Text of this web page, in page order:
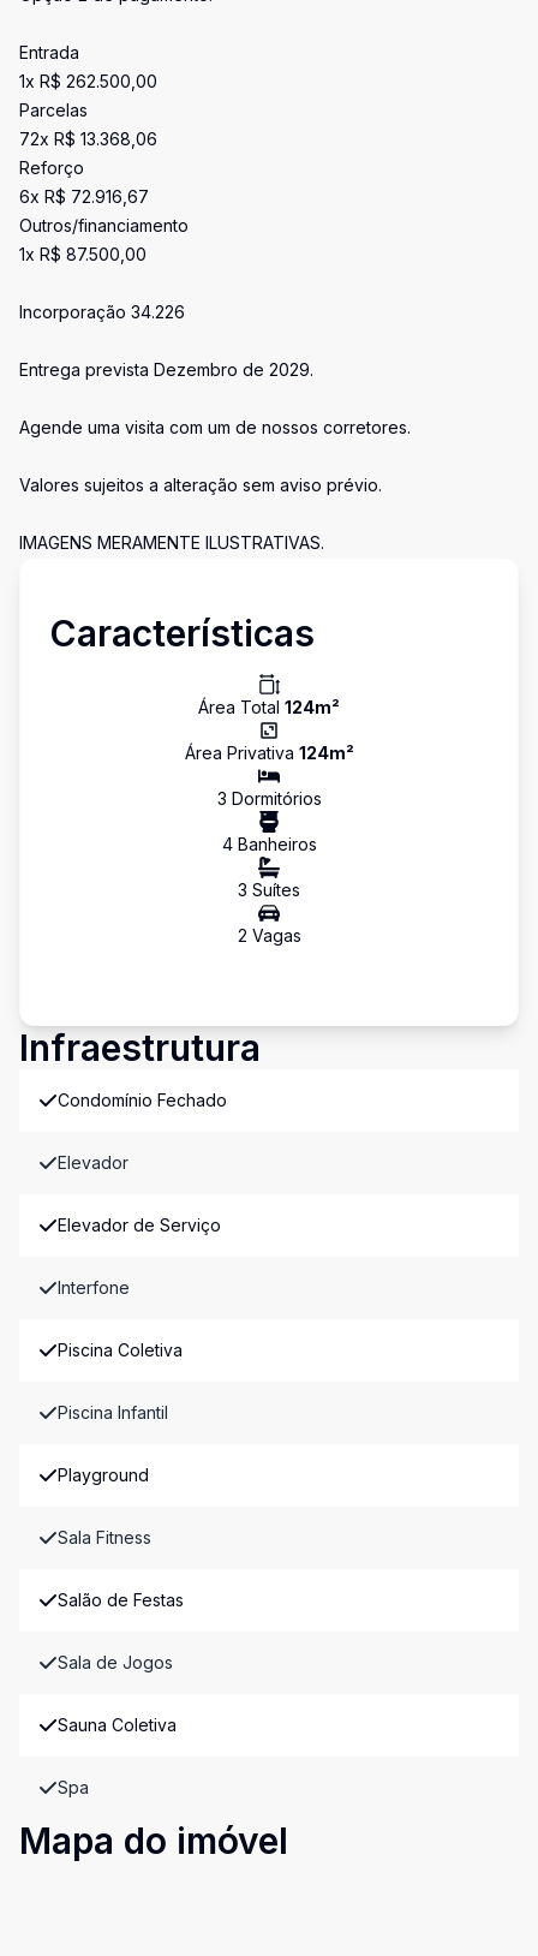
Entrada
1x R$ 262.500,00
Parcelas
72x R$ 13.368,06
Reforço
6x R$ 72.916,67
Outros/financiamento
1x R$ 87.500,00
Incorporação 34.226
Entrega prevista Dezembro de 2029.
Agende uma visita com um de nossos corretores.
Valores sujeitos a alteração sem aviso prévio.
IMAGENS MERAMENTE ILUSTRATIVAS.
Características
Área Total 124m²
Área Privativa 124m²
3 Dormitórios
4Banheiros
3 Suítes
2 Vagas
Infraestrutura
Condomínio Fechado
Elevador
Elevador de Serviço
Interfone
Piscina Coletiva
Piscina Infantil
Playground
Sala Fitness
Salão de Festas
Sala de Jogos
Sauna Coletiva
Spa
Mapa do imóvel